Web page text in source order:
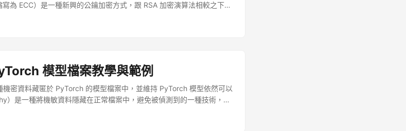
為 ECC）是一種新興的公鑰加密方式，跟 RSA 加密演算法相較之下，
相當等級的安全性，所需要的 CPU 計算與記憶體資源也相對較低。 ...
模型檔案教學與範例
密資料藏匿於 PyTorch 的模型檔案中，並維持 PyTorch 模型依然可以
）是一種將機敏資料隱藏在正常檔案中，避免被偵測到的一種技術，在
將任何類型的機敏檔案，藏在 PyTorch 的模型檔案中，除了偽裝成正